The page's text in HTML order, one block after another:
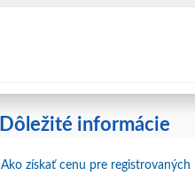
Dôležité informácie
Ako získať cenu pre registrovaných